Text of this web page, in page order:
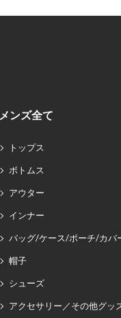
メンズ全て
トップス
ボトムス
アウター
インナー
バッグ/ケース/ポーチ/カバ
帽子
シューズ
アクセサリー／その他グッ